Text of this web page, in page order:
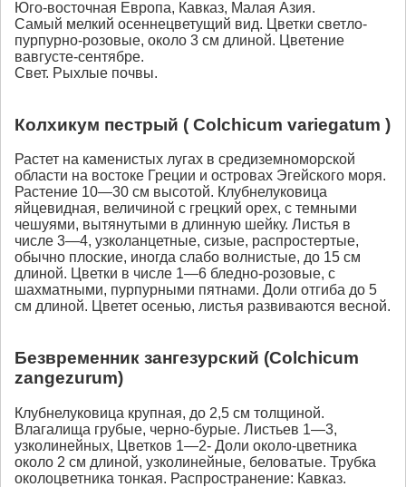
Юго-восточная Европа, Кавказ, Малая Азия.
Самый мелкий осеннецветущий вид. Цветки светло-
пурпурно-розовые, около 3 см длиной. Цветение
вавгусте-сентябре.
Свет. Рыхлые почвы.
Колхикум пестрый ( Colchicum variegatum )
Растет на каменистых лугах в средиземноморской
области на востоке Греции и островах Эгейского моря.
Растение 10—30 см высотой. Клубнелуковица
яйцевидная, величиной с грецкий орех, с темными
чешуями, вытянутыми в длинную шейку. Листья в
числе 3—4, узколанцетные, сизые, распростертые,
обычно плоские, иногда слабо волнистые, до 15 см
длиной. Цветки в числе 1—6 бледно-розовые, с
шахматными, пурпурными пятнами. Доли отгиба до 5
см длиной. Цветет осенью, листья развиваются весной.
Безвременник зангезурский (Сolchicum
zangezurum)
Клубнелуковица крупная, до 2,5 см толщиной.
Влагалища грубые, черно-бурые. Листьев 1—3,
узколинейных, Цветков 1—2- Доли около-цветника
около 2 см длиной, узколинейные, беловатые. Трубка
околоцветника тонкая. Распространение: Кавказ.